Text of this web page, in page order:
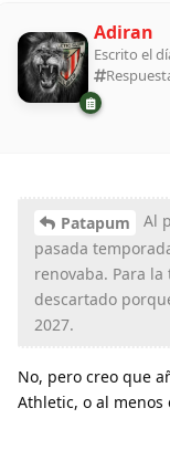
Adiran
Escrito el
Patapum
Al
pasada
renovaba. Para
descartado
2027.
No, pero creo que
Athletic, o al menos